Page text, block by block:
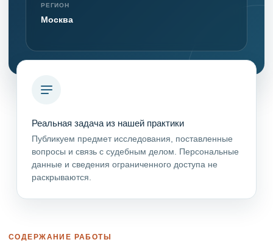
РЕГИОН
Москва
Реальная задача из нашей практики
Публикуем предмет исследования, поставленные
вопросы и связь с судебным делом. Персональные
данные и сведения ограниченного доступа не
раскрываются.
СОДЕРЖАНИЕ РАБОТЫ